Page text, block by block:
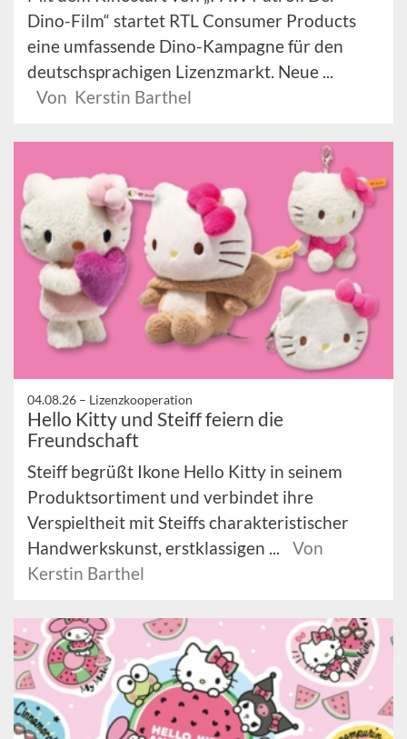
Dino-Film“ startet RTL Consumer Products
eine umfassende Dino-Kampagne für den
deutschsprachigen Lizenzmarkt. Neue ...
Von Kerstin Barthel
04.08.26 – Lizenzkooperation
Hello Kitty und Steiff feiern die
Freundschaft
Steiff begrüßt Ikone Hello Kitty in seinem
Produktsortiment und verbindet ihre
Verspieltheit mit Steiffs charakteristischer
Handwerkskunst, erstklassigen ...
Von
Kerstin Barthel